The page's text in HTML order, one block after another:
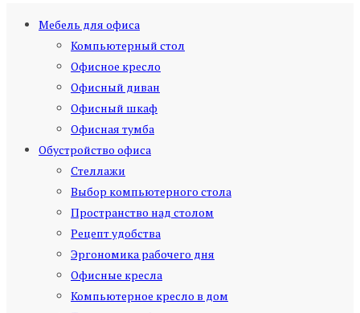
Мебель для офиса
Компьютерный стол
Офисное кресло
Офисный диван
Офисный шкаф
Офисная тумба
Обустройство офиса
Стеллажи
Выбор компьютерного стола
Пространство над столом
Рецепт удобства
Эргономика рабочего дня
Офисные кресла
Компьютерное кресло в дом